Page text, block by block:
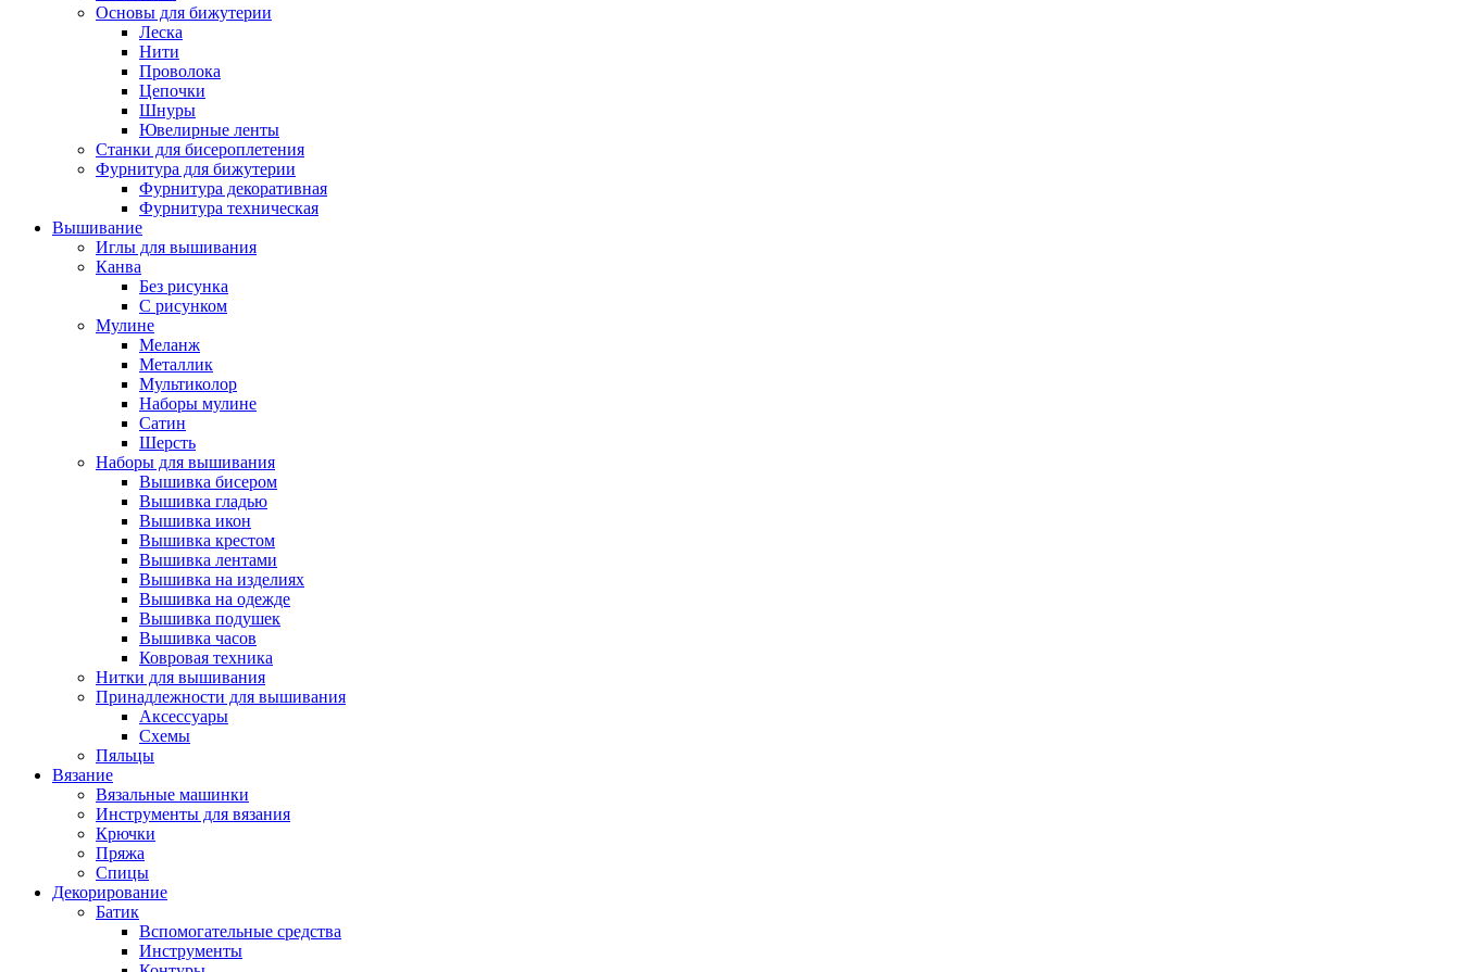
Основы для бижутерии
Леска
Нити
Проволока
Цепочки
Шнуры
Ювелирные ленты
Станки для бисероплетения
Фурнитура для бижутерии
Фурнитура декоративная
Фурнитура техническая
Вышивание
Иглы для вышивания
Канва
Без рисунка
С рисунком
Мулине
Меланж
Металлик
Мультиколор
Наборы мулине
Сатин
Шерсть
Наборы для вышивания
Вышивка бисером
Вышивка гладью
Вышивка икон
Вышивка крестом
Вышивка лентами
Вышивка на изделиях
Вышивка на одежде
Вышивка подушек
Вышивка часов
Ковровая техника
Нитки для вышивания
Принадлежности для вышивания
Аксессуары
Схемы
Пяльцы
Вязание
Вязальные машинки
Инструменты для вязания
Крючки
Пряжа
Спицы
Декорирование
Батик
Вспомогательные средства
Инструменты